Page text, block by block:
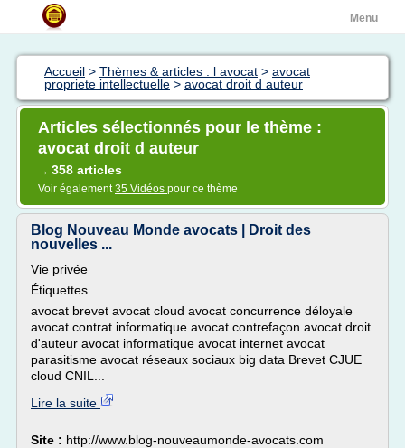
Menu
Accueil > Thèmes & articles : l avocat > avocat
propriete intellectuelle > avocat droit d auteur
Articles sélectionnés pour le thème :
avocat droit d auteur
→ 358 articles
Voir également35 Vidéos pour ce thème
Blog Nouveau Monde avocats | Droit des
nouvelles ...
Vie privée
Étiquettes
avocat brevet avocat cloud avocat concurrence déloyale
avocat contrat informatique avocat contrefaçon avocat droit
d'auteur avocat informatique avocat internet avocat
parasitisme avocat réseaux sociaux big data Brevet CJUE
cloud CNIL...
Lire la suite
Site : http://www.blog-nouveaumonde-avocats.com